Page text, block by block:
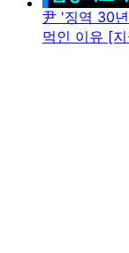
尹 '징역 30
먹인 이유 [